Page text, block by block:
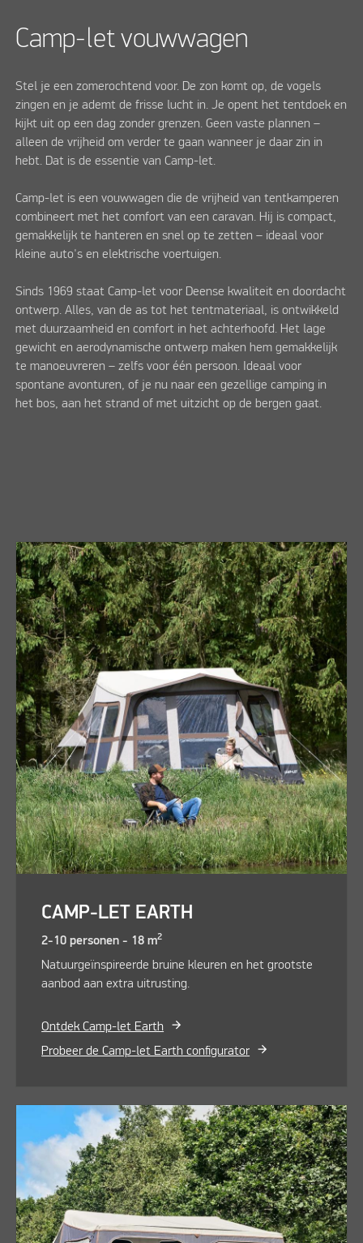
Camp-let vouwwagen
Stel je een zomerochtend voor. De zon komt op, de vogels
zingen en je ademt de frisse lucht in. Je opent het tentdoek en
kijkt uit op een dag zonder grenzen. Geen vaste plannen –
alleen de vrijheid om verder te gaan wanneer je daar zin in
hebt. Dat is de essentie van Camp-let.
Camp-let is een vouwwagen die de vrijheid van tentkamperen
combineert met het comfort van een caravan. Hij is compact,
gemakkelijk te hanteren en snel op te zetten – ideaal voor
kleine auto's en elektrische voertuigen.
Sinds 1969 staat Camp-let voor Deense kwaliteit en doordacht
ontwerp. Alles, van de as tot het tentmateriaal, is ontwikkeld
met duurzaamheid en comfort in het achterhoofd. Het lage
gewicht en aerodynamische ontwerp maken hem gemakkelijk
te manoeuvreren – zelfs voor één persoon. Ideaal voor
spontane avonturen, of je nu naar een gezellige camping in
het bos, aan het strand of met uitzicht op de bergen gaat.
CAMP-LET EARTH
2-10 personen - 18 m2
Natuurgeïnspireerde bruine kleuren en het grootste
aanbod aan extra uitrusting.
Ontdek Camp-let Earth
Probeer de Camp-let Earth configurator